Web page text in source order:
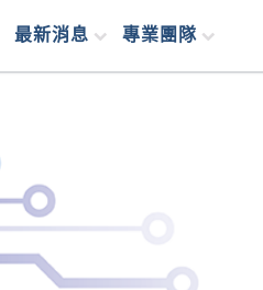
最新消息 專業團隊